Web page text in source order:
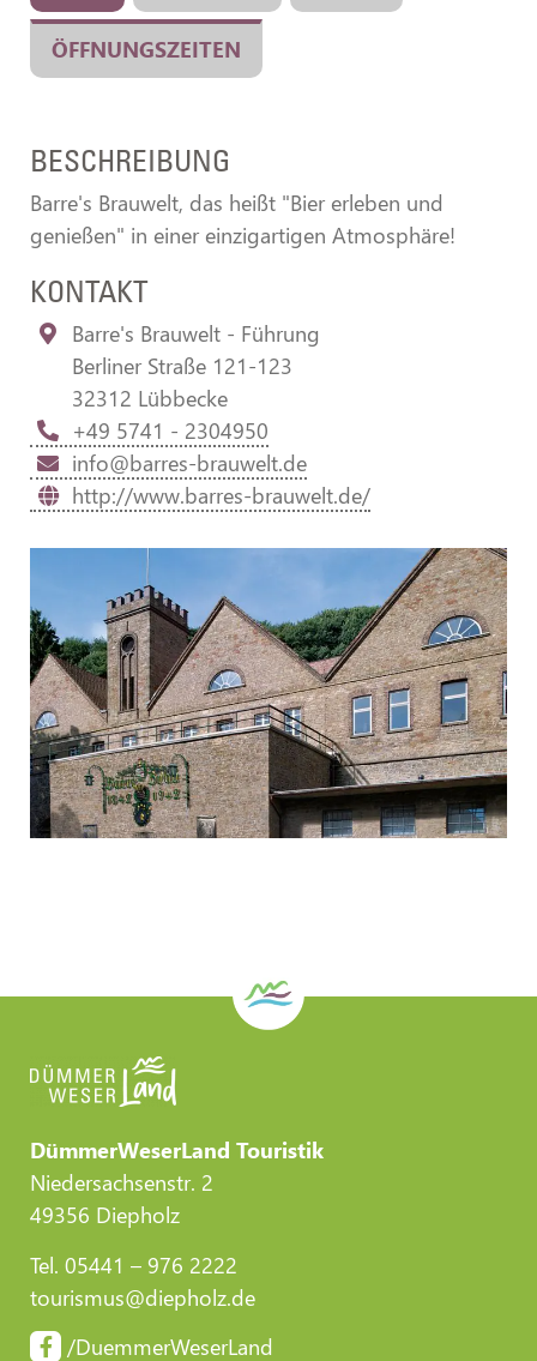
ÖFFNUNGSZEITEN
BESCHREIBUNG
Barre's Brauwelt, das heißt "Bier erleben und
genießen" in einer einzigartigen Atmosphäre!
KONTAKT
Barre's Brauwelt - Führung
Berliner Straße 121-123
32312 Lübbecke
+49 5741 - 2304950
info@barres-brauwelt.de
http://www.barres-brauwelt.de/
DümmerWeserLand Touristik
Niedersachsenstr. 2
49356 Diepholz
Tel. 05441 – 976 2222
tourismus@diepholz.de
/DuemmerWeserLand